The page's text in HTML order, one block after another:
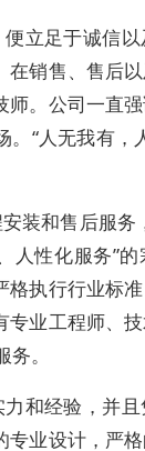
立足于诚信
在销售、售后
师。公司一直
。“人无我有，
装和售后服务
人性化服务”
格执行行业标
专业工程师、
。
和经验，并
专业设计，严